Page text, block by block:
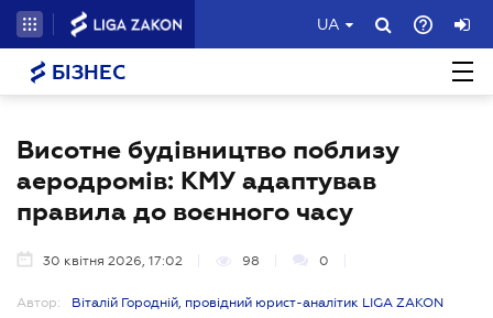
UA
БІЗНЕС
Висотне будівництво поблизу
аеродромів: КМУ адаптував
правила до воєнного часу
30 квітня 2026, 17:02 98 0
Автор: Віталій Городній, провідний юрист-аналітик LIGA ZAKON